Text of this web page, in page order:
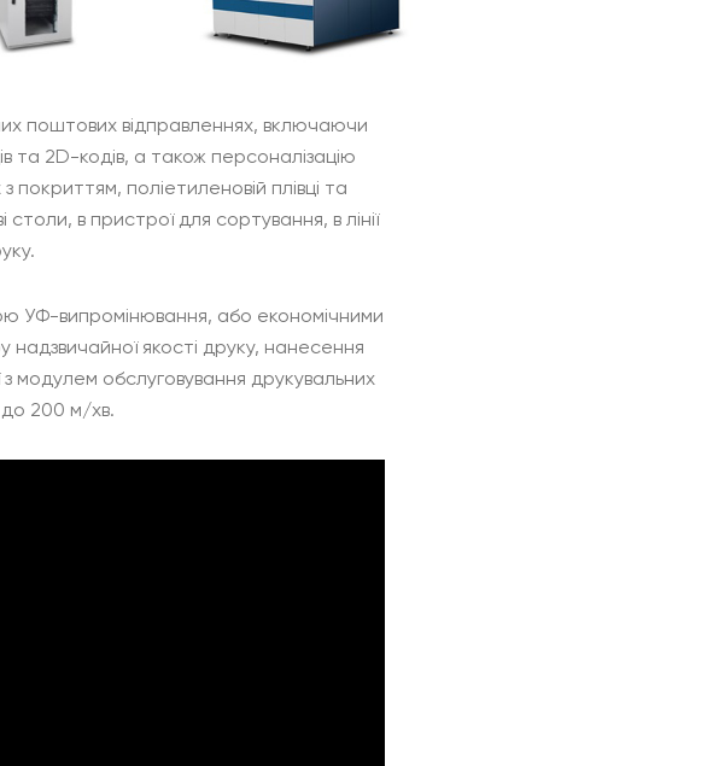
поштових відправленнях, включаючи
2D-кодів, а також персоналізацію
поліетиленовій плівці та
в пристрої для сортування, в лінії
УФ-випромінювання, або економічними
якості друку, нанесення
модулем обслуговування друкувальних
200 м/хв.